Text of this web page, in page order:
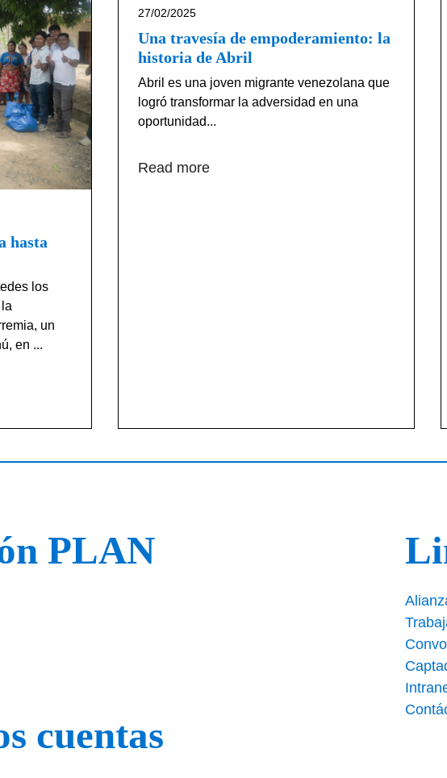
hasta
los
un
en ...
27/02/2025
Una travesía de empoderamiento: la
historia de Abril
Abril es una joven migrante venezolana que
logró transformar la adversidad en una
oportunidad...
Read more
PLAN
cuentas